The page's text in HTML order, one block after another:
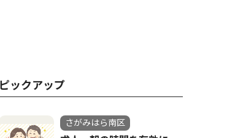
ピックアップ
さがみはら南区